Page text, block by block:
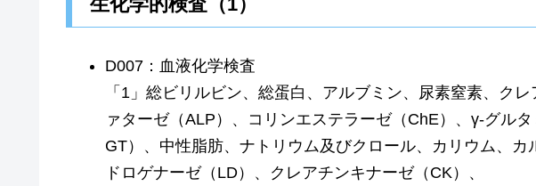
D007：血液化学検査
「1」総ビリルビン、総蛋白、アルブミン、尿素窒素、ク
ァターゼ（ALP）、コリンエステラーゼ（ChE）、γ-グル
GT）、中性脂肪、ナトリウム及びクロール、カリウム、カ
ドロゲナーゼ（LD）、クレアチンキナーゼ（CK）、